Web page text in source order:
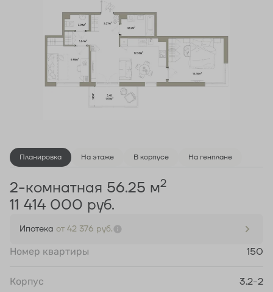
Планировка На этаже В корпусе На генплане
2-комнатная 56.25 м2
11 414 000 руб.
Ипотека от 42 376 руб.
Номер квартиры 150
Корпус 3.2-2